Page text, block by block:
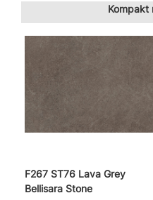
Kompakt
F267 ST76 Lava Grey
Bellisara Stone